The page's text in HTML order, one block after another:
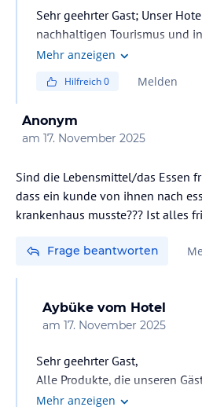
Sehr geehrter Gast; Unser
nachhaltigen Tourismus und
Zertifikate. Daher werden die
gewährleistet. Wir haben auch
unserem 2016 eröffneten
Lebensmittelvergiftung. In den
Mehr anzeigen
Hilfreich0 Melden
Anonym
am 17. November 2025
Sind die Lebensmittel/das Essen
dass ein kunde von ihnen nach
krankenhaus musste??? Ist alles
Frage beantworten
Aybüke vom Hotel
am 17. November 2025
Sehr geehrter Gast,
Alle Produkte, die unseren
werden von durch die
Mehr anzeigen